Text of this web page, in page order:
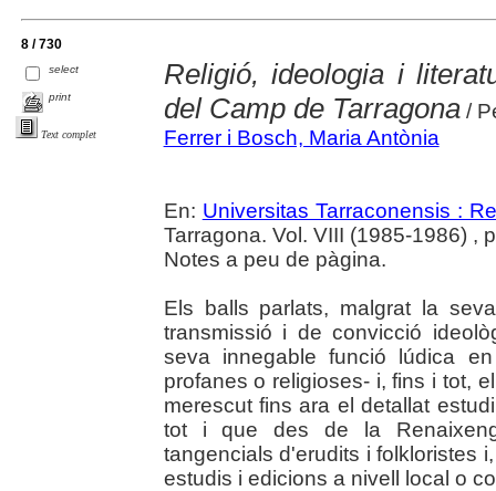
8 / 730
select
print
Text complet
Religió, ideologia i
del Camp de Tarragona/
Ferrer i Bosch, Maria Antònia
En: Universitas Tarraconensis :
Tarragona. Vol. VIII (1985-1986) ,
Notes a peu de pàgina.
Els balls parlats, malgrat la
transmissió i de convicció
seva innegable funció lúdica
profanes o religioses- i, fins i tot,
merescut fins ara el detallat
tot i que des de la
tangencials d'erudits i folkloristes
estudis i edicions a nivell local o